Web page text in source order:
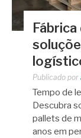
Publicado por
Tempo de
Descubra
pallets de
anos em